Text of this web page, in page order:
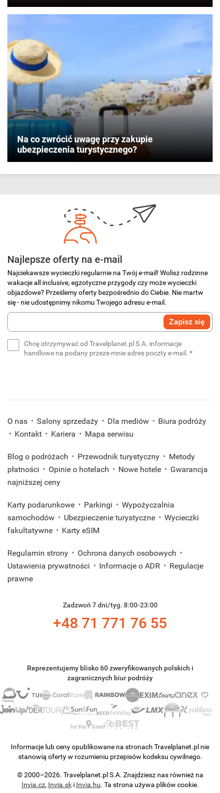
Na co zwrócić uwagę przy zakupie
ubezpieczenia turystycznego?
Najlepsze oferty na e-mail
Najciekawsze wycieczki regularnie na Twój e-mail! Wolisz rodzinne
wakacje all inclusive, egzotyczne przygody czy może wycieczki
objazdowe? Prześlemy oferty bezpośrednio do Ciebie. Nie martw
się - nie udostępnimy nikomu Twojego adresu e-mail.
Wprowadź
Zapisz się
Chcę otrzymywać od Travelplanet.pl S.A. informacje
handlowe na podany przeze mnie adres poczty e-mail. *
O nas Salony sprzedaży Dla mediów
Biura podróży
Kontakt
Kariera Mapa serwisu
Blog o podróżach Przewodnik turystyczny
Metody
płatności
Opinie o hotelach Nowe hotele
Gwarancja
najniższej ceny
Karty podarunkowe Parkingi
Wypożyczalnia
samochodów
Ubezpieczenie turystyczne
Wycieczki
fakultatywne
Karty eSIM
Regulamin strony
Ochrona danych osobowych
Ustawienia prywatności
Informacje o ADR
Regulacje
prawne
Zadzwoń 7 dni/tyg. 8:00-23:00
+48 71 771 76 55
Reprezentujemy blisko 60 zweryfikowanych polskich i
zagranicznych biur podróży
Informacje lub ceny opublikowane na stronach Travelplanet.pl nie
stanowią oferty w rozumieniu przepisów kodeksu cywilnego.
© 2000–2026. Travelplanet.pl S.A. Znajdziesz nas również na
Invia.cz, Invia.ski Invia.hu. Ta strona używa plików cookie.